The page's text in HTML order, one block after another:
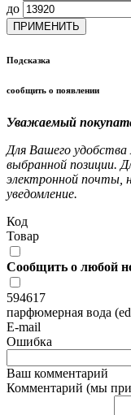
до
ПРИМЕНИТЬ
Подсказка
сообщить о появлении
Уважаемый
Для Вашего
выбранной позиции.
электронной почты,
уведомление.
Код
Товар
Сообщить о любой
594617
парфюмерная вода
E-mail
Ошибка
Ваш комментарий
Комментарий (мы